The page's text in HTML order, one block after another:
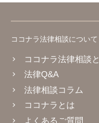
ココナラ法律相談について
ココナラ法律相談
法律Q&A
法律相談コラム
ココナラとは
よくあるご質問